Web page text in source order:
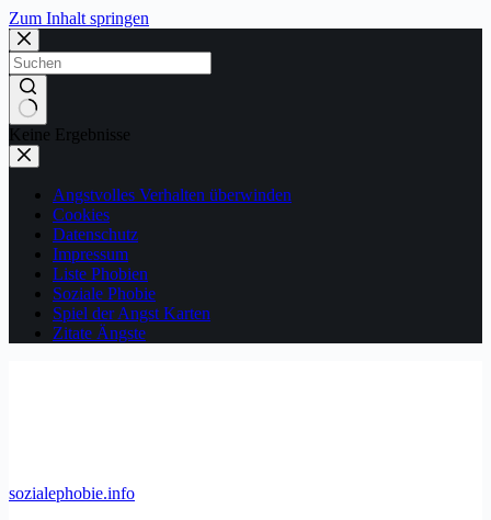
Zum Inhalt springen
Keine Ergebnisse
Angstvolles Verhalten überwinden
Cookies
Datenschutz
Impressum
Liste Phobien
Soziale Phobie
Spiel der Angst Karten
Zitate Ängste
sozialephobie.info